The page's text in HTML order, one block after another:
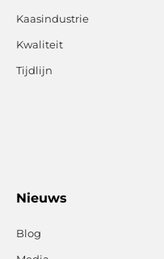
Kaasindustrie
Kwaliteit
Tijdlijn
Nieuws
Blog